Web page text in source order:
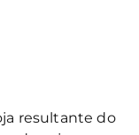
resultante do